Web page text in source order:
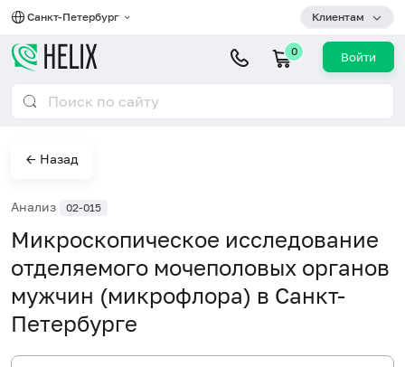
Санкт-Петербург Клиентам
0 Войти
← Назад
Анализ 02-015
Микроскопическое исследование
отделяемого мочеполовых органов
мужчин (микрофлора) в Санкт-
Петербурге